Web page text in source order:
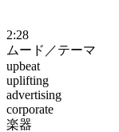
2:28
ムード／テーマ
upbeat
uplifting
advertising
corporate
楽器